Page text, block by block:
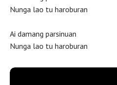
Nunga lao tu haroburan
Ai damang parsinuan
Nunga lao tu haroburan